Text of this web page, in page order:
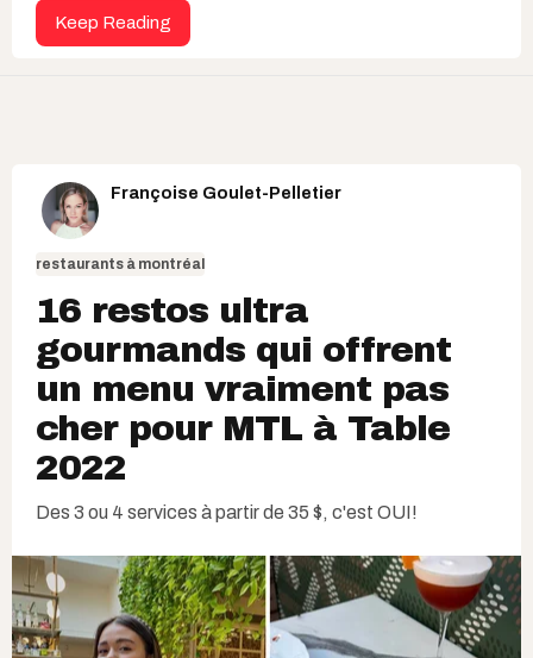
Keep Reading
Françoise Goulet-Pelletier
restaurants à montréal
16 restos ultra
gourmands qui offrent
un menu vraiment pas
cher pour MTL à Table
2022
Des 3 ou 4 services à partir de 35 $, c'est OUI!